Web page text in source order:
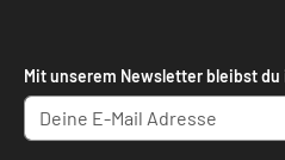
Mit unserem Newsletter bleibst